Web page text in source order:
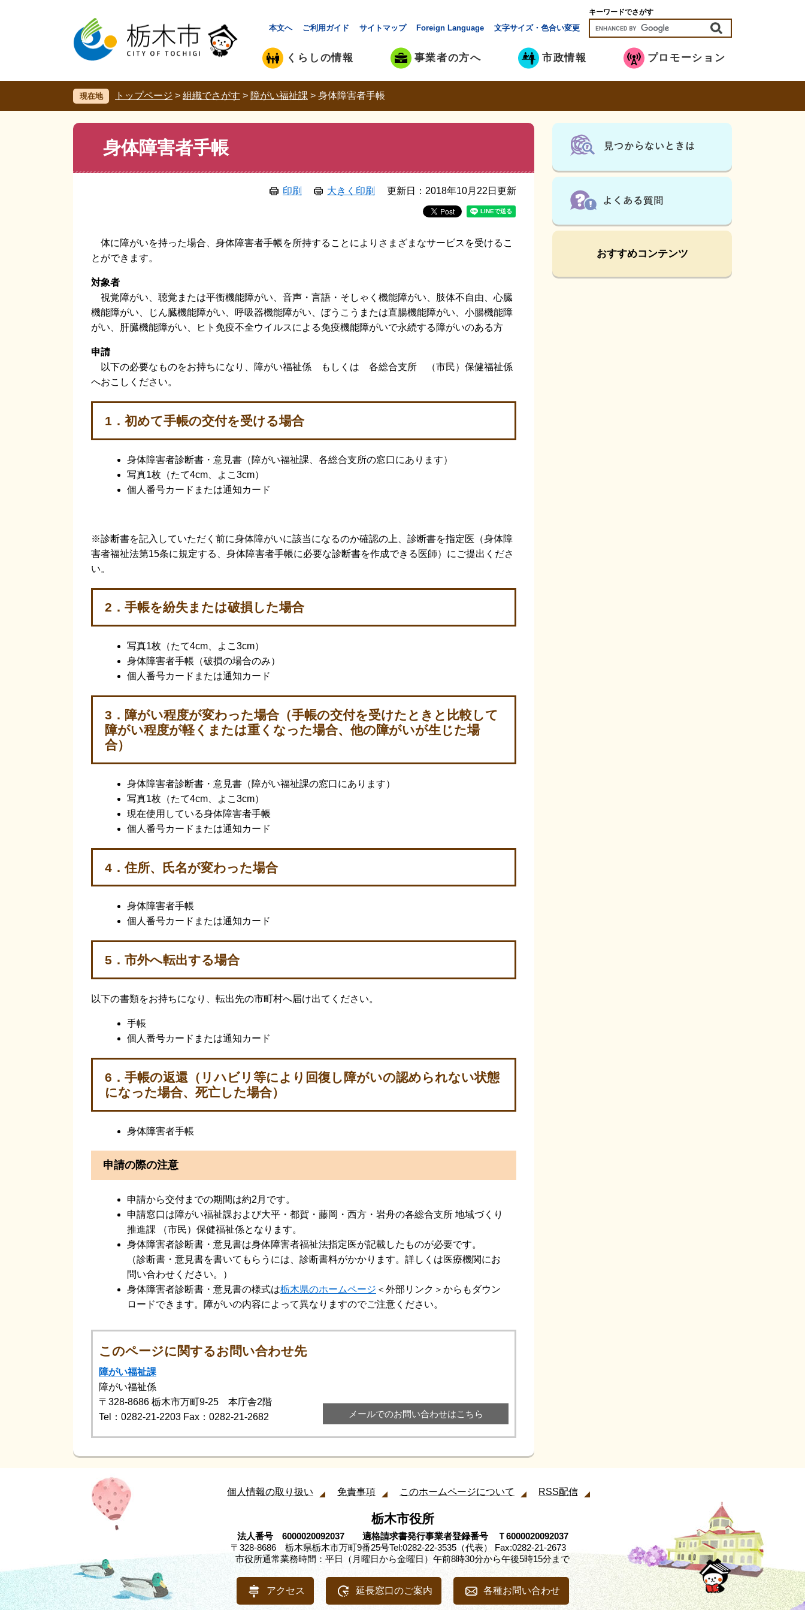
で
ば
本文へ ご利用ガイド サイトマップ Foreign Language 文字サイズ・色合い変更
キーワードでさがす
くらしの情報 事業者の方へ 市政情報 プロモーション
現在地 トップページ > 組織でさがす > 障がい福祉課 > 身体障害者手帳
身体障害者手帳
印刷 大きく印刷 更新日：2018年10月22日更新
体に障がいを持った場合、身体障害者手帳を所持することによりさまざまなサービスを受けるこ
とができます。
対象者
視覚障がい、聴覚または平衡機能障がい、音声・言語・そしゃく機能障がい、肢体不自由、心臓
機能障がい、じん臓機能障がい、呼吸器機能障がい、ぼうこうまたは直腸機能障がい、小腸機能障
がい、肝臓機能障がい、ヒト免疫不全ウイルスによる免疫機能障がいで永続する障がいのある方
申請
以下の必要なものをお持ちになり、障がい福祉係 もしくは 各総合支所 （市民）保健福祉係
へおこしください。
1．初めて手帳の交付を受ける場合
身体障害者診断書・意見書（障がい福祉課、各総合支所の窓口にあります）
写真1枚（たて4cm、よこ3cm）
個人番号カードまたは通知カード
※診断書を記入していただく前に身体障がいに該当になるのか確認の上、診断書を指定医（身体障
害者福祉法第15条に規定する、身体障害者手帳に必要な診断書を作成できる医師）にご提出くださ
い。
2．手帳を紛失または破損した場合
写真1枚（たて4cm、よこ3cm）
身体障害者手帳（破損の場合のみ）
個人番号カードまたは通知カード
3．障がい程度が変わった場合（手帳の交付を受けたときと比較して
障がい程度が軽くまたは重くなった場合、他の障がいが生じた場
合）
身体障害者診断書・意見書（障がい福祉課の窓口にあります）
写真1枚（たて4cm、よこ3cm）
現在使用している身体障害者手帳
個人番号カードまたは通知カード
4．住所、氏名が変わった場合
身体障害者手帳
個人番号カードまたは通知カード
5．市外へ転出する場合
以下の書類をお持ちになり、転出先の市町村へ届け出てください。
手帳
個人番号カードまたは通知カード
6．手帳の返還（リハビリ等により回復し障がいの認められない状態
になった場合、死亡した場合）
身体障害者手帳
申請の際の注意
申請から交付までの期間は約2月です。
申請窓口は障がい福祉課および大平・都賀・藤岡・西方・岩舟の各総合支所 地域づくり
推進課 （市民）保健福祉係となります。
身体障害者診断書・意見書は身体障害者福祉法指定医が記載したものが必要です。
（診断書・意見書を書いてもらうには、診断書料がかかります。詳しくは医療機関にお
問い合わせください。）
身体障害者診断書・意見書の様式は栃木県のホームページ ＜外部リンク＞ からもダウン
ロードできます。障がいの内容によって異なりますのでご注意ください。
このページに関するお問い合わせ先
障がい福祉課
障がい福祉係
〒328-8686 栃木市万町9-25 本庁舎2階
Tel：0282-21-2203 Fax：0282-21-2682 メールでのお問い合わせはこちら
おすすめコンテンツ
個人情報の取り扱い 免責事項 このホームページについて RSS配信
栃木市役所
法人番号 6000020092037 適格請求書発行事業者登録番号 Ｔ6000020092037
〒328-8686 栃木県栃木市万町9番25号Tel:0282-22-3535（代表） Fax:0282-21-2673
市役所通常業務時間：平日（月曜日から金曜日）午前8時30分から午後5時15分まで
アクセス 延長窓口のご案内 各種お問い合わせ